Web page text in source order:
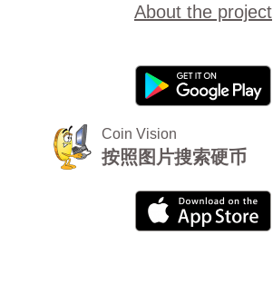
About the project
Coin Vision
按照图片搜索硬币